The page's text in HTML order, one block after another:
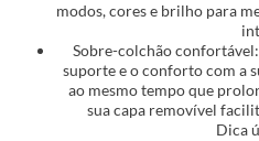
modos, cores e brilho para
Sobre-colchão
suporte e o conforto com a
ao mesmo tempo que
sua capa removível
Dica